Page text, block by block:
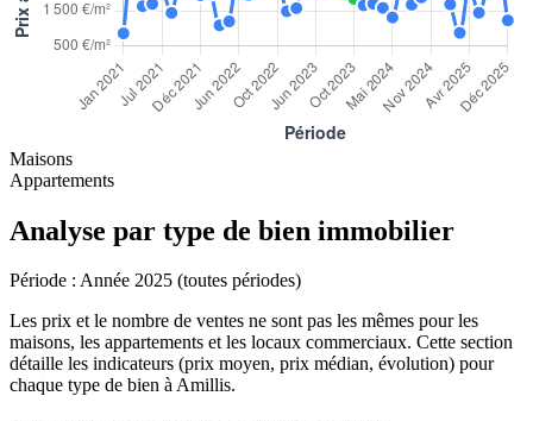
Maisons
Appartements
Analyse par type de bien immobilier
Période : Année 2025 (toutes périodes)
Les prix et le nombre de ventes ne sont pas les mêmes pour les
maisons, les appartements et les locaux commerciaux. Cette section
détaille les indicateurs (prix moyen, prix médian, évolution) pour
chaque type de bien à Amillis.